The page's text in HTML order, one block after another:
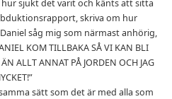
sjukt det varit och känts att sitta
skriva om hur
såg mig som närmast anhörig,
KOM TILLBAKA SÅ VI KAN BLI
ALLT ANNAT PÅ JORDEN OCH JAG
sätt som det är med alla som